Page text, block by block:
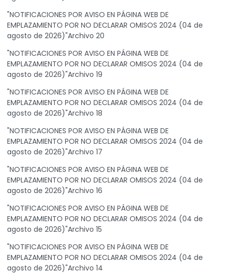
"NOTIFICACIONES POR AVISO EN PÁGINA WEB DE
EMPLAZAMIENTO POR NO DECLARAR OMISOS 2024 (04 de
agosto de 2026)"Archivo 20
"NOTIFICACIONES POR AVISO EN PÁGINA WEB DE
EMPLAZAMIENTO POR NO DECLARAR OMISOS 2024 (04 de
agosto de 2026)"Archivo 19
"NOTIFICACIONES POR AVISO EN PÁGINA WEB DE
EMPLAZAMIENTO POR NO DECLARAR OMISOS 2024 (04 de
agosto de 2026)"Archivo 18
"NOTIFICACIONES POR AVISO EN PÁGINA WEB DE
EMPLAZAMIENTO POR NO DECLARAR OMISOS 2024 (04 de
agosto de 2026)"Archivo 17
"NOTIFICACIONES POR AVISO EN PÁGINA WEB DE
EMPLAZAMIENTO POR NO DECLARAR OMISOS 2024 (04 de
agosto de 2026)"Archivo 16
"NOTIFICACIONES POR AVISO EN PÁGINA WEB DE
EMPLAZAMIENTO POR NO DECLARAR OMISOS 2024 (04 de
agosto de 2026)"Archivo 15
"NOTIFICACIONES POR AVISO EN PÁGINA WEB DE
EMPLAZAMIENTO POR NO DECLARAR OMISOS 2024 (04 de
agosto de 2026)"Archivo 14